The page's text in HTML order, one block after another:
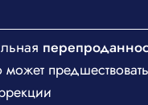
может предшествовать